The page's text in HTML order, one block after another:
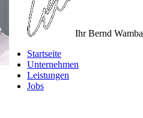
Ihr Bernd
Startseite
Unternehmen
Leistungen
Jobs